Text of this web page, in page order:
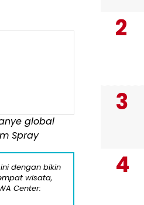
global
Spray
dengan bikin
wisata,
Center: